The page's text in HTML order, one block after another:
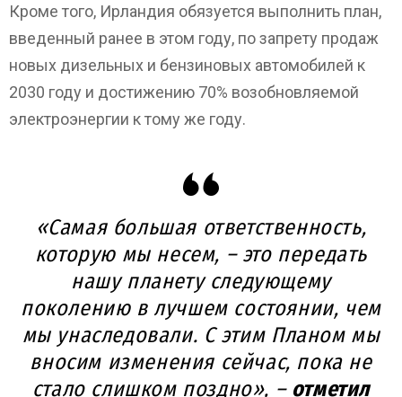
Кроме того, Ирландия обязуется выполнить план,
введенный ранее в этом году, по запрету продаж
новых дизельных и бензиновых автомобилей к
2030 году и достижению 70% возобновляемой
электроэнергии к тому же году.
«Самая большая ответственность,
которую мы несем, – это передать
нашу планету следующему
поколению в лучшем состоянии, чем
мы унаследовали. С этим Планом мы
вносим изменения сейчас, пока не
стало слишком поздно», – отметил